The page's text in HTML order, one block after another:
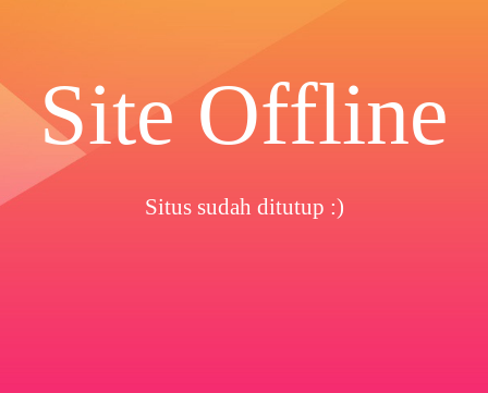
Site Offline
Situs sudah ditutup :)